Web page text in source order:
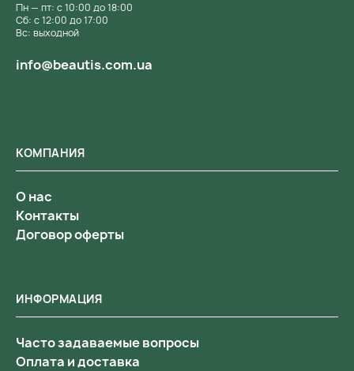
ИНФОРМАЦИЯ
Часто задаваемые вопросы
Оплата и доставка
КОМПАНИЯ
О нас
Контакты
Договор оферты
Пн — пт: с 10:00 до 18:00
Сб: с 12:00 до 17:00
Вс: выходной
info@beautis.com.ua